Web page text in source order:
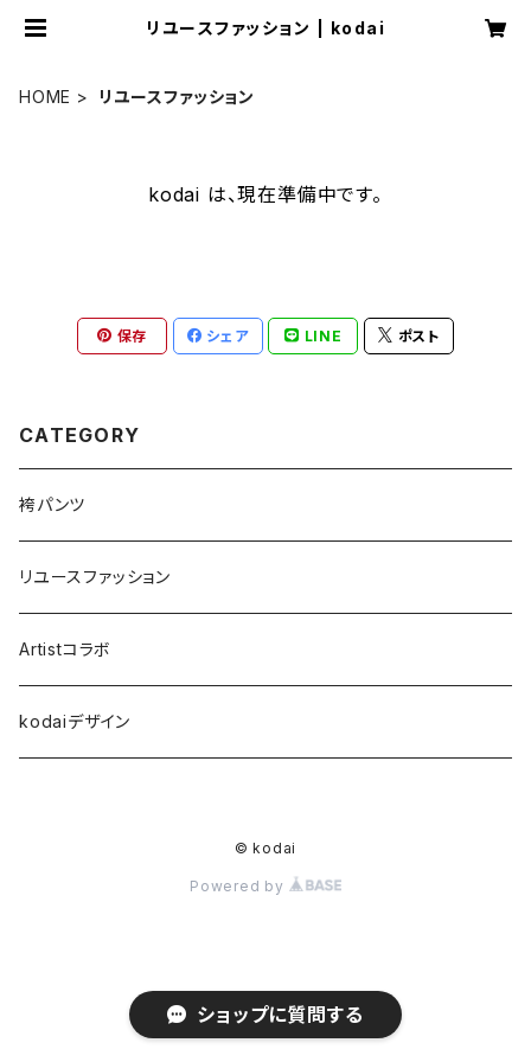
リユースファッション | kodai
HOME リユースファッション
kodai は、現在準備中です。
保存 シェア LINE ポスト
CATEGORY
袴パンツ
リユースファッション
Artistコラボ
kodaiデザイン
© kodai
Powered by
ショップに質問する